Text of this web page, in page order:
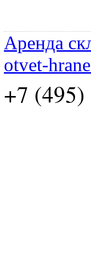
Аренда
otvet-
+7